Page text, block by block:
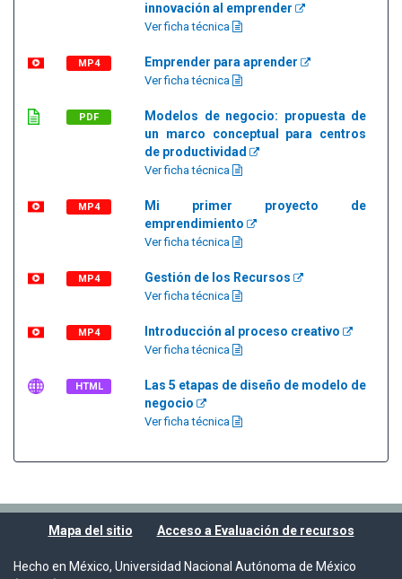
innovación al emprender
Ver ficha técnica
MP4 Emprender para aprender
Ver ficha técnica
PDF
Modelos de negocio: propuesta de
un marco conceptual para centros
de productividad
Ver ficha técnica
MP4
Mi primer proyecto de
emprendimiento
Ver ficha técnica
MP4 Gestión de los Recursos
Ver ficha técnica
MP4 Introducción al proceso creativo
Ver ficha técnica
HTML
Las 5 etapas de diseño de modelo de
negocio
Ver ficha técnica
Mapa del sitio Acceso a Evaluación de recursos
Hecho en México, Universidad Nacional Autónoma de México